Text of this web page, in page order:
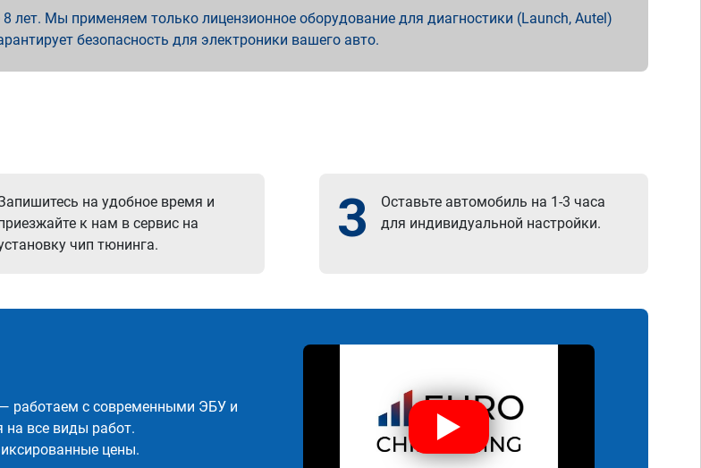
Мы применяем только лицензионное оборудование для диагностики (Launch, Autel)
безопасность для электроники вашего авто.
на удобное время и
к нам в сервис на
чип тюнинга.
3
Оставьте автомобиль на 1-3 часа
для индивидуальной настройки.
работаем с современными ЭБУ и
на все виды работ.
цены.